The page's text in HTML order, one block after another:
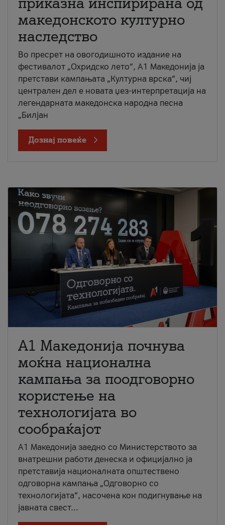
македонското културно
наследство
Во пресрет на овогодишното издание на
фестивалот „Охридско лето“, А1 Македонија ја
претстави кампањата „Културна врска“, чиј
централен дел е новата џез-интерпретација на
легендарната македонска народна песна
„Билјан
Дознај повеќе
A1 Македонија почнува
моќна национална
кампања за поодговорно
користење на
технологијата во
сообраќајот
A1 Македонија заедно со Министерството за
внатрешни работи денеска и официјално ја
претставија националната општествено
одговорна кампања „Одговорно со
технологијата“, насочена кон подигнување на
јавната свест...